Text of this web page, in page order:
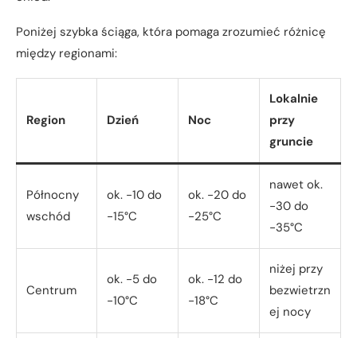
Poniżej szybka ściąga, która pomaga zrozumieć różnicę
między regionami:
Region Dzień Noc
Lokalnie
przy
gruncie
Północny
wschód
ok. -10 do
-15°C
ok. -20 do
-25°C
nawet ok.
-30 do
-35°C
Centrum
ok. -5 do
-10°C
ok. -12 do
-18°C
niżej przy
bezwietrzn
ej nocy